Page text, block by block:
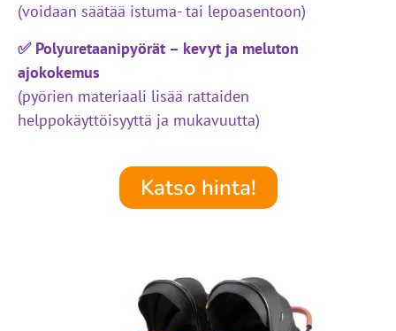
(voidaan säätää istuma- tai lepoasentoon)
✅ Polyuretaanipyörät – kevyt ja meluton
ajokokemus
(pyörien materiaali lisää rattaiden
helppokäyttöisyyttä ja mukavuutta)
Katso hinta!